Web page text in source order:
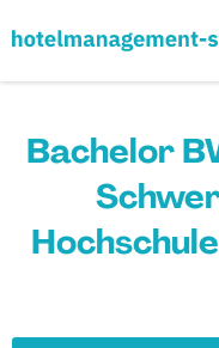
Bachelor